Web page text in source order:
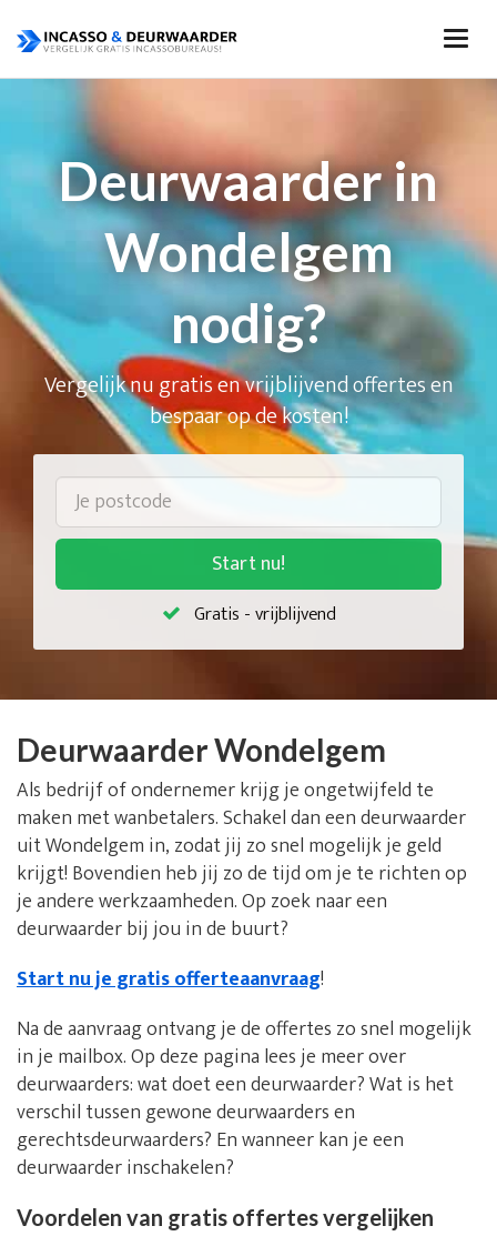
Deurwaarder in
Wondelgem
nodig?
Vergelijk nu gratis en vrijblijvend offertes en
bespaar op de kosten!
Start nu!
Gratis - vrijblijvend
Deurwaarder Wondelgem
Als bedrijf of ondernemer krijg je ongetwijfeld te
maken met wanbetalers. Schakel dan een deurwaarder
uit Wondelgem in, zodat jij zo snel mogelijk je geld
krijgt! Bovendien heb jij zo de tijd om je te richten op
je andere werkzaamheden. Op zoek naar een
deurwaarder bij jou in de buurt?
Start nu je gratis offerteaanvraag!
Na de aanvraag ontvang je de offertes zo snel mogelijk
in je mailbox. Op deze pagina lees je meer over
deurwaarders: wat doet een deurwaarder? Wat is het
verschil tussen gewone deurwaarders en
gerechtsdeurwaarders? En wanneer kan je een
deurwaarder inschakelen?
Voordelen van gratis offertes vergelijken